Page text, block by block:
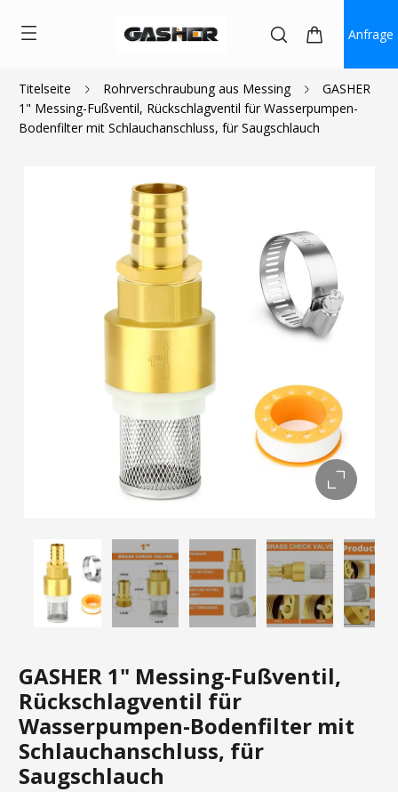
Anfrage
Titelseite Rohrverschraubung aus Messing
GASHER
1" Messing-Fußventil, Rückschlagventil für Wasserpumpen-
Bodenfilter mit Schlauchanschluss, für Saugschlauch
GASHER 1" Messing-Fußventil,
Rückschlagventil für
Wasserpumpen-Bodenfilter mit
Schlauchanschluss, für
Saugschlauch
$15.99